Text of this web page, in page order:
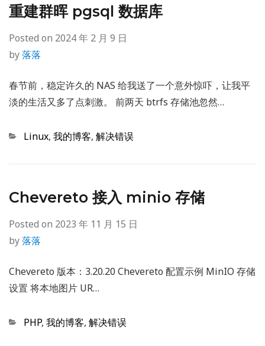
重建群晖 pgsql 数据库
Posted on 2024 年 2 月 9 日
by落落
春节前，稳定许久的 NAS 给我送了一个意外惊吓，让我平
淡的生活又多了点刺激。 前两天 btrfs 存储池忽然…
Categories
Linux, 我的博客, 解决错误
Chevereto 接入 minio 存储
Posted on 2023 年 11 月 15 日
by落落
Chevereto 版本：3.20.20 Chevereto 配置示例 MinIO 存储
设置 将本地图片 UR…
Categories
PHP, 我的博客, 解决错误